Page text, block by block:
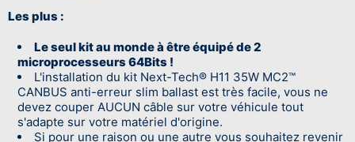
Les plus :
Le seul kit au monde à être équipé de 2
microprocesseurs 64Bits !
L'installation du kit Next-Tech® H11 35W MC2™
CANBUS anti-erreur slim ballast est très facile, vous ne
devez couper AUCUN câble sur votre véhicule tout
s'adapte sur votre matériel d'origine.
Si pour une raison ou une autre vous souhaitez revenir